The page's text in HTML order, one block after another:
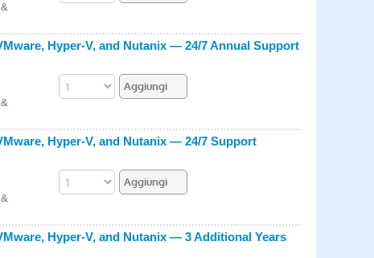
Hyper-V, and Nutanix — 24/7 Annual Support
Hyper-V, and Nutanix — 24/7 Support
Hyper-V, and Nutanix — 3 Additional Years